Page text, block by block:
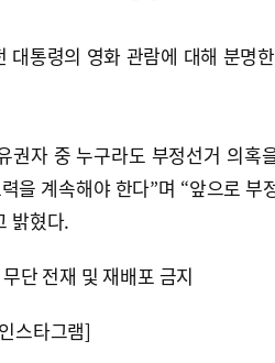
대통령의 영화 관람에 대해 분명
권자 중 누구라도 부정선거 의혹
을 계속해야 한다”며 “앞으로 부
밝혔다.
전재 및 재배포 금지
스타그램]